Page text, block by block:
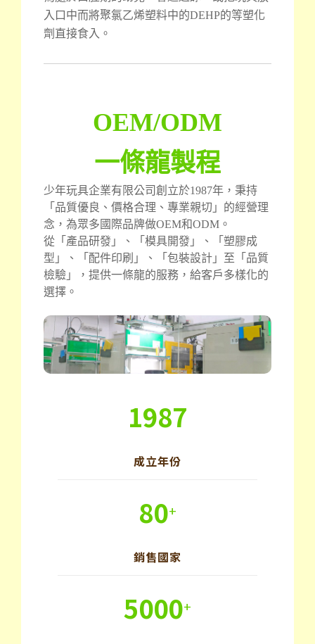
入口中而將聚氯乙烯塑料中的DEHP的等塑化
劑直接食入。
OEM/ODM
一條龍製程
少年玩具企業有限公司創立於1987年，秉持
「品質優良、價格合理、專業親切」的經營理
念，為眾多國際品牌做OEM和ODM。
從「產品研發」、「模具開發」、「塑膠成
型」、「配件印刷」、「包裝設計」至「品質
檢驗」，提供一條龍的服務，給客戶多樣化的
選擇。
1987
成立年份
80+
銷售國家
5000+